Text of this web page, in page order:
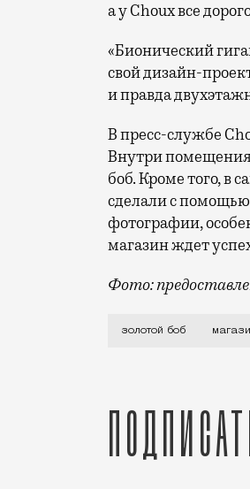
а у Choux все
«Бионический
свой дизайн-
и правда
В пресс-службе
Внутри помещения
боб. Кроме того, в
сделали с
фотографии,
магазин ждет
Фото:
Относительно
золотой боб